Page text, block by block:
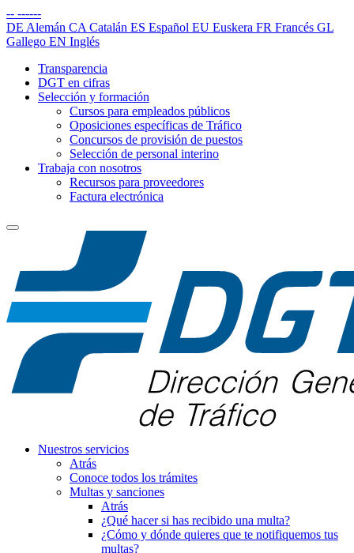
-- ------
DE Alemán CA Catalán ES Español EU Euskera FR Francés GL
Gallego EN Inglés
Transparencia
DGT en cifras
Selección y formación
Cursos para empleados públicos
Oposiciones específicas de Tráfico
Concursos de provisión de puestos
Selección de personal interino
Trabaja con nosotros
Recursos para proveedores
Factura electrónica
Nuestros servicios
Atrás
Conoce todos los trámites
Multas y sanciones
Atrás
¿Qué hacer si has recibido una multa?
¿Cómo y dónde quieres que te notifiquemos tus
multas?